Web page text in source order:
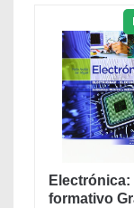
formativo